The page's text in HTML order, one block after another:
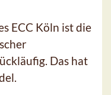
ECC Köln ist die
Das hat